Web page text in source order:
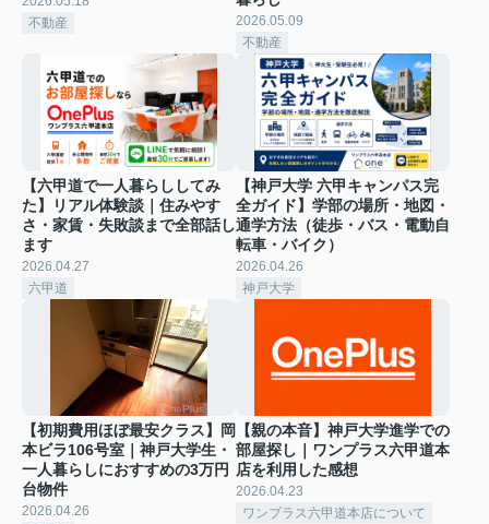
不動産
2026.05.09
不動産
【六甲道で一人暮らししてみ
た】リアル体験談｜住みやす
さ・家賃・失敗談まで全部話し
ます
2026.04.27
六甲道
【神戸大学 六甲キャンパス完
全ガイド】学部の場所・地図・
通学方法（徒歩・バス・電動自
転車・バイク）
2026.04.26
神戸大学
【初期費用ほぼ最安クラス】岡
本ビラ106号室｜神戸大学生・
一人暮らしにおすすめの3万円
台物件
2026.04.26
【親の本音】神戸大学進学での
部屋探し｜ワンプラス六甲道本
店を利用した感想
2026.04.23
ワンプラス六甲道本店について